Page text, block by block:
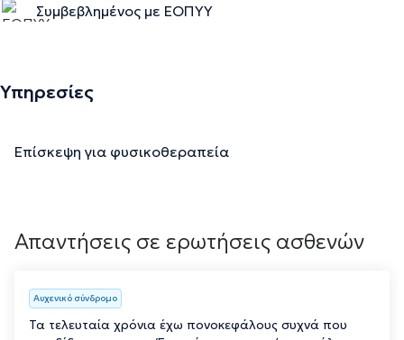
Συμβεβλημένος με ΕΟΠΥΥ
Υπηρεσίες
Επίσκεψη για φυσικοθεραπεία
Απαντήσεις σε ερωτήσεις ασθενών
Αυχενικό σύνδρομο
Τα τελευταία χρόνια έχω πονοκεφάλους συχνά που